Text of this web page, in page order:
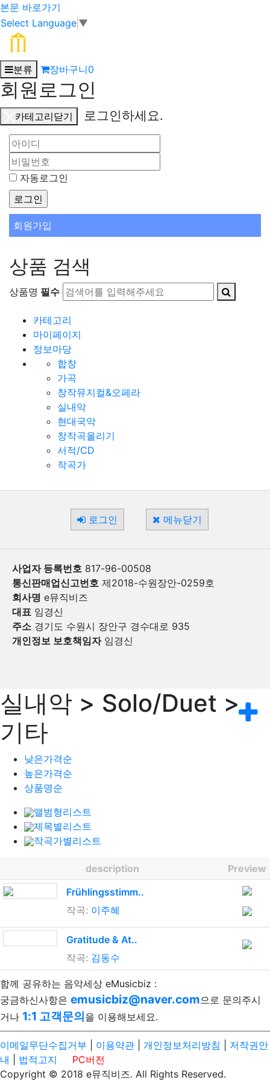
본문 바로가기
Select Language ▼
분류 장바구니0
회원로그인
카테고리닫기 로그인하세요.
자동로그인
회원가입
상품 검색
상품명 필수
카테고리
마이페이지
정보마당
합창
가곡
창작뮤지컬&오페라
실내악
현대국악
창작곡올리기
서적/CD
작곡가
로그인 메뉴닫기
사업자 등록번호 817-96-00508
통신판매업신고번호 제2018-수원장안-0259호
회사명 e뮤직비즈
대표 임경신
주소 경기도 수원시 장안구 경수대로 935
개인정보 보호책임자임경신
실내악 > Solo/Duet >
기타
낮은가격순
높은가격순
상품명순
앨범형리스트
제목별리스트
작곡가별리스트
description
Preview
Frühlingsstimm..
작곡: 이주혜
Gratitude & At..
작곡: 김동수
함께 공유하는 음악세상 eMusicbiz :
궁금하신사항은 emusicbiz@naver.com으로 문의주시
거나 1:1 고객문의을 이용해보세요.
이메일무단수집거부 이용약관 개인정보처리방침
저작권안
내
법적고지
PC버전
Copyright © 2018 e뮤직비즈. All Rights Reserved.